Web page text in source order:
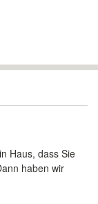
Haus, dass Sie
haben wir